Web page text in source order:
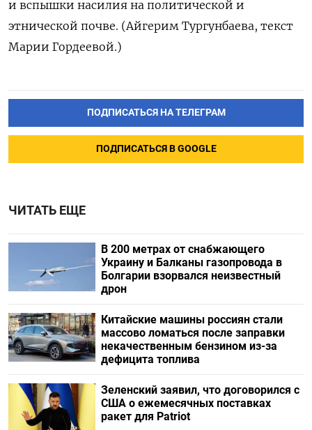
и вспышки насилия на политической и
этнической почве. (Айгерим Тургунбаева, текст
Марии Гордеевой.)
ПОДПИСАТЬСЯ НА ТЕЛЕГРАМ
ПОДПИСАТЬСЯ В GOOGLE
ЧИТАТЬ ЕЩЕ
В 200 метрах от снабжающего
Украину и Балканы газопровода в
Болгарии взорвался неизвестный
дрон
Китайские машины россиян стали
массово ломаться после заправки
некачественным бензином из-за
дефицита топлива
Зеленский заявил, что договорился с
США о ежемесячных поставках
ракет для Patriot